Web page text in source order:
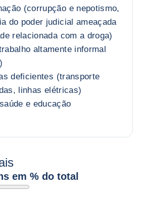
(corrupção e nepotismo,
do poder judicial ameaçada
relacionada com a droga)
altamente informal
deficientes (transporte
linhas elétricas)
e educação
em % do total